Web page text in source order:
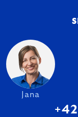
Jana